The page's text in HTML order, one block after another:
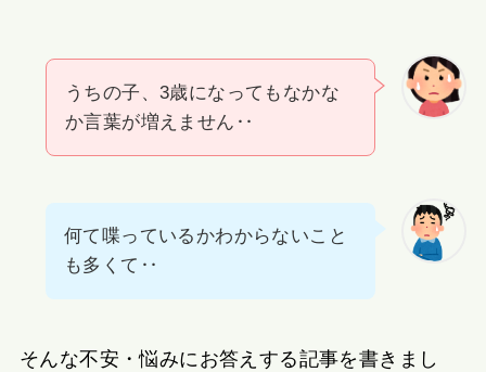
うちの子、3歳になってもなかな
か言葉が増えません‥
何て喋っているかわからないこと
も多くて‥
そんな不安・悩みにお答えする記事を書きまし